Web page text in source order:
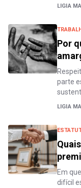
LIGIA
Por
parte
LIGIA
Em
difícil